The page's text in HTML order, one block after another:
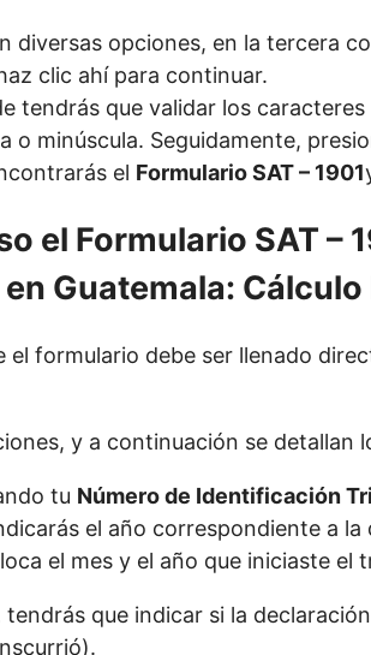
diversas opciones, en la tercera
clic ahí para continuar.
tendrás que validar los
o minúscula. Seguidamente,
el Formulario SAT – 1901
el Formulario SAT –
el formulario debe ser llenado
y a continuación se detallan
tu Número de Identificación
el año correspondiente a la
el mes y el año que iniciaste el
que indicar si la